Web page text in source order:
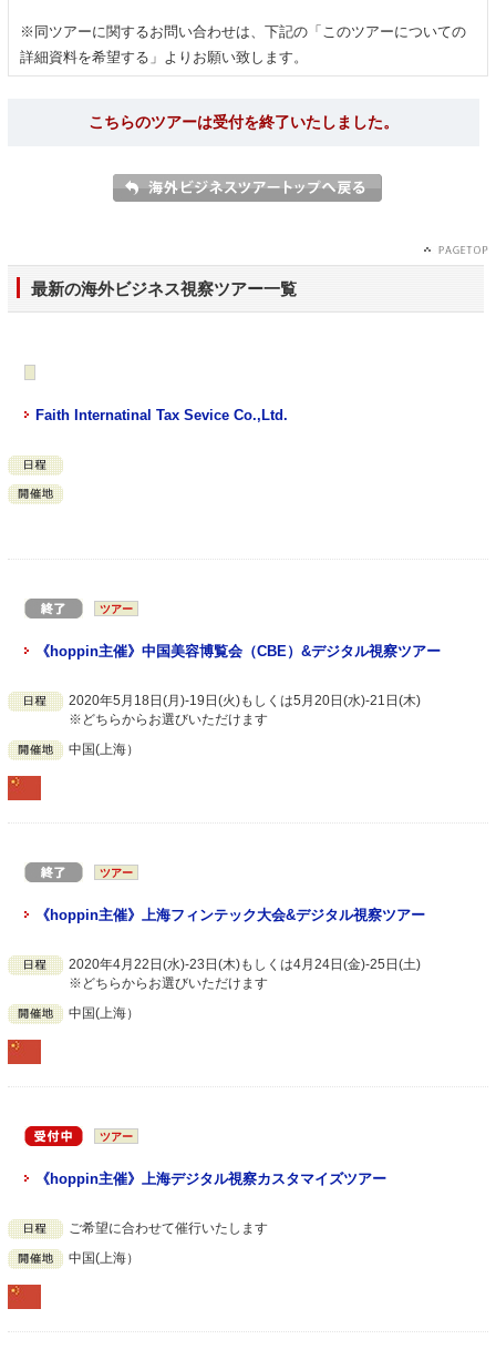
※同ツアーに関するお問い合わせは、下記の「このツアーについての
詳細資料を希望する」よりお願い致します。
こちらのツアーは受付を終了いたしました。
最新の海外ビジネス視察ツアー一覧
Faith Internatinal Tax Sevice Co.,Ltd.
ツアー
《hoppin主催》中国美容博覧会（CBE）&デジタル視察ツアー
2020年5月18日(月)-19日(火)もしくは5月20日(水)-21日(木)
※どちらからお選びいただけます
中国(上海）
ツアー
《hoppin主催》上海フィンテック大会&デジタル視察ツアー
2020年4月22日(水)-23日(木)もしくは4月24日(金)-25日(土)
※どちらからお選びいただけます
中国(上海）
ツアー
《hoppin主催》上海デジタル視察カスタマイズツアー
ご希望に合わせて催行いたします
中国(上海）